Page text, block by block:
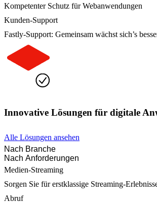
Kompetenter Schutz für Webanwendungen
Kunden-Support
Fastly-Support: Gemeinsam wächst sich’s
Innovative Lösungen für digitale
Alle Lösungen ansehen
Nach Branche
Nach Anforderungen
Medien-Streaming
Sorgen Sie für erstklassige Streaming-
Abruf